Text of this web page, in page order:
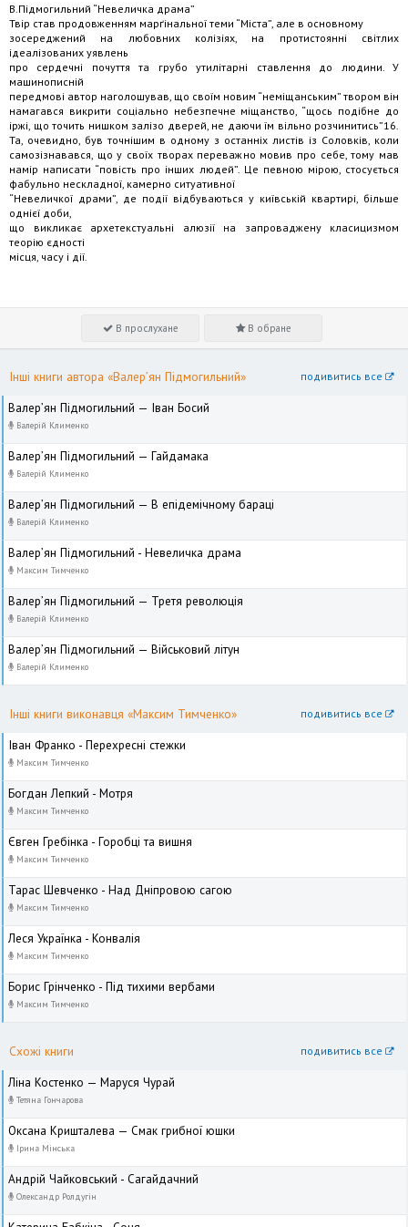
В.Підмогильний “Невеличка драма”
Твір став продовженням марґінальної теми “Міста”, але в основному
зосереджений на любовних колізіях, на протистоянні світлих
ідеалізованих уявлень
про сердечні почуття та грубо утилітарні ставлення до людини. У
машинописній
передмові автор наголошував, що своїм новим “неміщанським” твором він
намагався викрити соціально небезпечне міщанство, “щось подібне до
іржі, що точить нишком залізо дверей, не даючи їм вільно розчинитись”16.
Та, очевидно, був точнішим в одному з останніх листів із Соловків, коли
самозізнавався, що у своїх творах переважно мовив про себе, тому мав
намір написати “повість про інших людей”. Це певною мірою, стосується
фабульно нескладної, камерно ситуативної
“Невеличкої драми”, де події відбуваються у київській квартирі, більше
однієї доби,
що викликає архетекстуальні алюзії на запроваджену класицизмом
теорію єдності
місця, часу і дії.
В прослухане В обране
Інші книги автора «Валер’ян Підмогильний» подивитись все
Валер’ян Підмогильний — Іван Босий
Валерій Клименко
Валер’ян Підмогильний — Гайдамака
Валерій Клименко
Валер’ян Підмогильний — В епідемічному бараці
Валерій Клименко
Валер’ян Підмогильний - Невеличка драма
Максим Тимченко
Валер’ян Підмогильний — Третя революція
Валерій Клименко
Валер’ян Підмогильний — Військовий літун
Валерій Клименко
Інші книги виконавця «Максим Тимченко» подивитись все
Іван Франко - Перехресні стежки
Максим Тимченко
Богдан Лепкий - Мотря
Максим Тимченко
Євген Гребінка - Горобці та вишня
Максим Тимченко
Тарас Шевченко - Над Дніпровою сагою
Максим Тимченко
Леся Українка - Конвалія
Максим Тимченко
Борис Грінченко - Під тихими вербами
Максим Тимченко
Схожі книги подивитись все
Ліна Костенко — Маруся Чурай
Тетяна Гончарова
Оксана Кришталева — Смак грибної юшки
Ірина Мінська
Андрій Чайковський - Сагайдачний
Олександр Ролдугін